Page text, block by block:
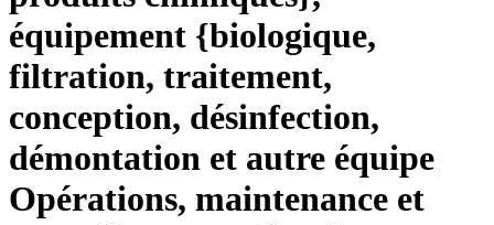
équipement {biologique,
filtration, traitement,
conception, désinfection,
démontation et autre équipe
Opérations, maintenance et